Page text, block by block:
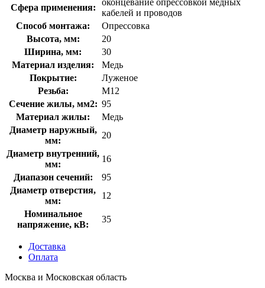
Сфера применения:
кабелей и проводов
Способ монтажа:
Опрессовка
Высота, мм:
20
Ширина, мм:
30
Материал изделия:
Медь
Покрытие:
Луженое
Резьба:
M12
Сечение жилы, мм2: 95
Материал жилы:
Медь
Диаметр наружный,
мм:
20
Диаметр внутренний,
мм:
16
Диапазон сечений:
95
Диаметр отверстия,
мм:
12
Номинальное
напряжение, кВ:
35
Доставка
Оплата
Москва и Московская область